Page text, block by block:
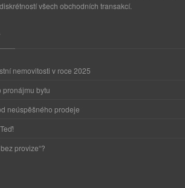
všech obchodních transakcí.
nemovitosti v roce 2025
pronájmu bytu
neúspěšného prodeje
provize“?